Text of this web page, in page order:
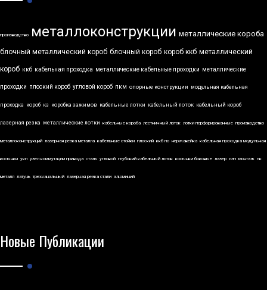
производство металлоконструкции металлические короба
блочный металлический короб блочный короб короб ккб металлический
короб ккб кабельная проходка металлические кабельные проходки металлические
проходки плоский короб угловой короб пкм опорные конструкции модульная кабельная
проходка короб кз коробка зажимов кабельные лотки кабельный лоток кабельный короб
лазерная резка металлические лотки кабельные короба лестничный лоток лотки перфорированные производство
металлоконструкций лазерная резка металла кабельные стойки плоский ккб по нержавейка кабельная проходка модульная
косынки укп узел коммутации привода сталь угловой глубокий кабельный лоток косынки боковые лазер лэп монтаж пк
металл латунь трехканальный лазерная резка стали алюминий
Новые Публикации